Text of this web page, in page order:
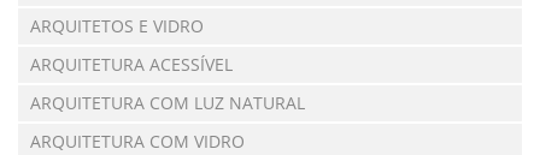
ARQUITETOS E VIDRO
ARQUITETURA ACESSÍVEL
ARQUITETURA COM LUZ NATURAL
ARQUITETURA COM VIDRO